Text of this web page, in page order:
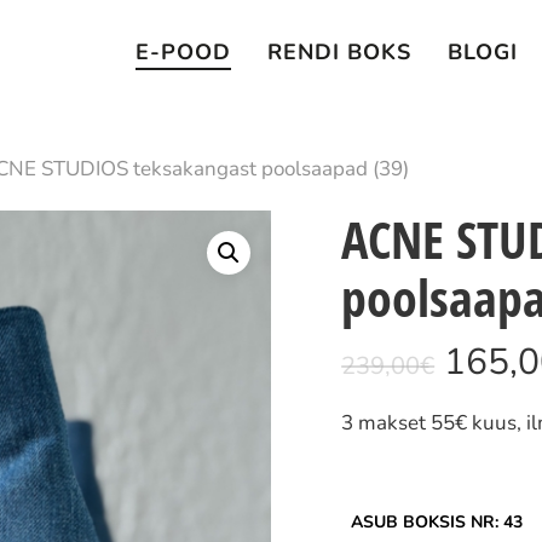
nuppu
E-POOD RENDI BOKS BLOGI
STUDIOS teksakangast poolsaapad (39)
ACNE
239,00€ Algne
oli:
3 makset 55€ kuus,
ASUB BOKSIS NR: 43